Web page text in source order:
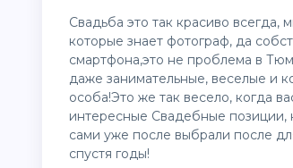
Свадьба это так красиво всегда,
которые знает фотограф, да
смартфона,это не проблема в
даже занимательные, веселые и
особа!Это же так весело, когда
интересные Свадебные позиции,
сами уже после выбрали после
спустя годы!